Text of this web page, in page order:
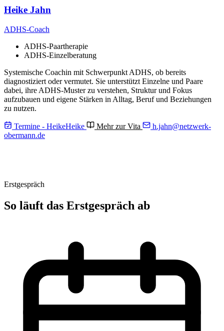
Heike Jahn
ADHS-Coach
ADHS-Paartherapie
ADHS-Einzelberatung
Systemische Coachin mit Schwerpunkt ADHS, ob bereits
diagnostiziert oder vermutet. Sie unterstützt Einzelne und Paare
dabei, ihre ADHS-Muster zu verstehen, Struktur und Fokus
aufzubauen und eigene Stärken in Alltag, Beruf und Beziehungen
zu nutzen.
Termine - HeikeHeike Mehr zur Vita h.jahn@netzwerk-
obermann.de
Erstgespräch
So läuft das Erstgespräch ab